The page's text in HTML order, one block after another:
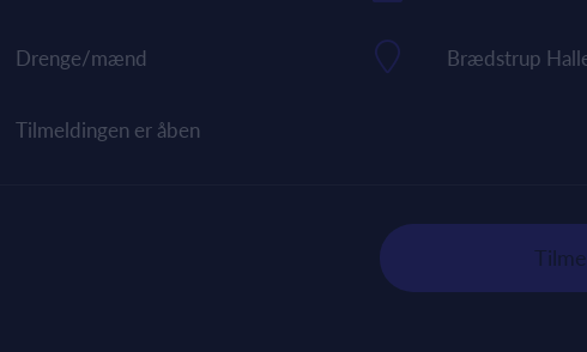
Drenge/mænd Brædstrup
Tilmeldingen er åben